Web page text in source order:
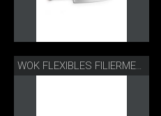
WOK FLEXIBLES FILIERMESSER